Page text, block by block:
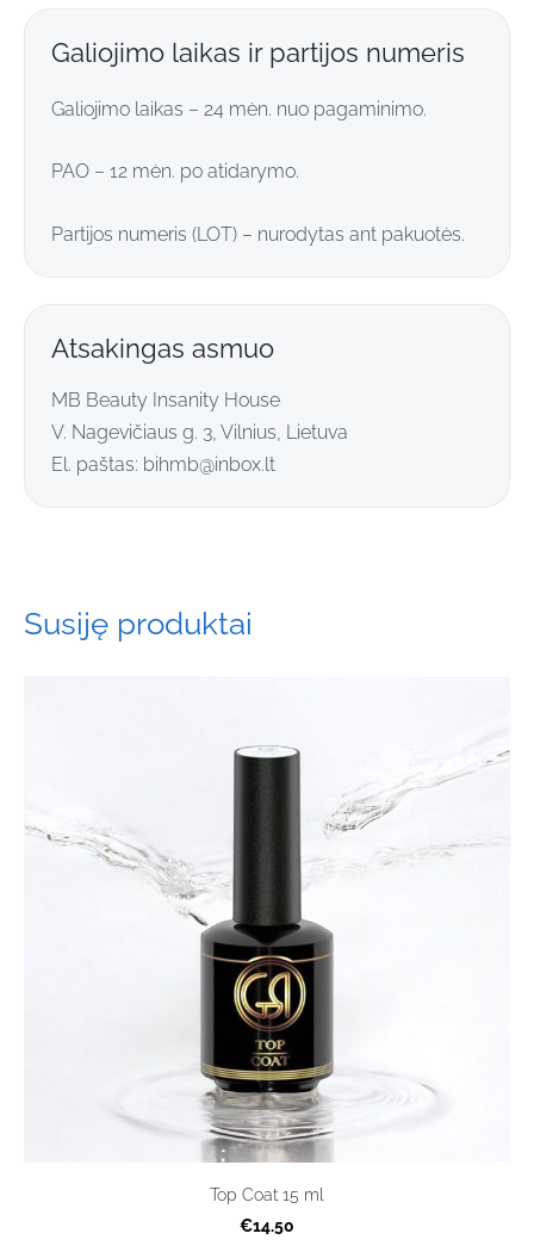
Galiojimo laikas ir partijos numeris
Galiojimo laikas – 24 mėn. nuo pagaminimo.
PAO – 12 mėn. po atidarymo.
Partijos numeris (LOT) – nurodytas ant pakuotės.
Atsakingas asmuo
MB Beauty Insanity House
V. Nagevičiaus g. 3, Vilnius, Lietuva
El. paštas: bihmb@inbox.lt
Susiję produktai
Top Coat 15 ml
€14.50